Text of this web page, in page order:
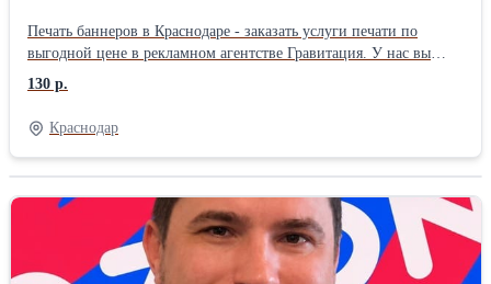
Печать баннеров в Краснодаре - заказать услуги печати по
выгодной цене в рекламном агентстве Гравитация. У нас вы
можете заказать печать баннеров и широкоформатной рекламы
таких городах как: Краснодар Сочи Новороссийск Армавир Усть-
Лабинск Лабинский район Ейск Ейский район Кропоткин
Кавказский район Славянск-на-Кубани Славянский район
Туапсе Туапсинский район Тихорецк Тихорецкий район Крымск
Тимашёвск Тимашёвский район Геленджик Курганинск
Курганинский район Кореновск Кореновский район Апшеронск
Апшеронский район Темрюк И многие другие города и поселки
Краснодарского Края. Обращайтесь в рекламное агентство
130 р.
Краснодар